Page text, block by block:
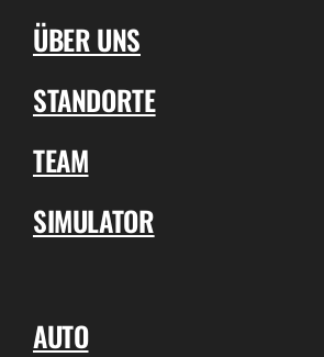
ÜBER UNS
STANDORTE
TEAM
SIMULATOR
AUTO